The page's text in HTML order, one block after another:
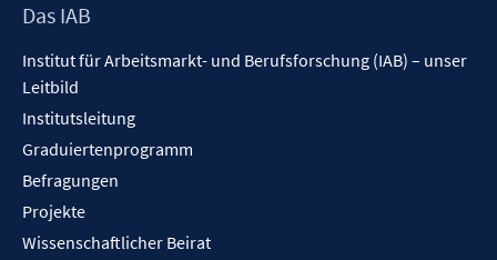
Footer
Das IAB
Institut für Arbeitsmarkt- und Berufsforschung (IAB) – unser
Leitbild
Institutsleitung
Graduiertenprogramm
Befragungen
Projekte
Wissenschaftlicher Beirat